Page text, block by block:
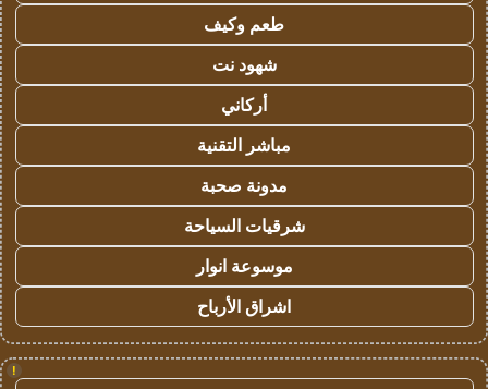
طعم وكيف
شهود نت
أركاني
مباشر التقنية
مدونة صحبة
شرقيات السياحة
موسوعة انوار
اشراق الأرباح
!